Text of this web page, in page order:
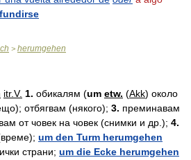
> herumgehen
itr.V. 1. обикалям (um etw. (Akk) около
отбягвам (някого); 3. преминавам
от човек на човек (снимки и др.); 4.
um den Turm herumgehen
страни; um die Ecke herumgehen